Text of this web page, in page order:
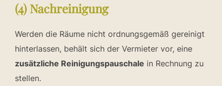
(4) Nachreinigung
Werden die Räume nicht ordnungsgemäß gereinigt
hinterlassen, behält sich der Vermieter vor, eine
zusätzliche Reinigungspauschale in Rechnung zu
stellen.